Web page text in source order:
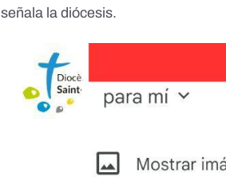
señala la diócesis.